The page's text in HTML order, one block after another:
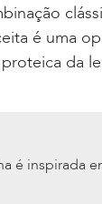
é uma
da
é inspirada